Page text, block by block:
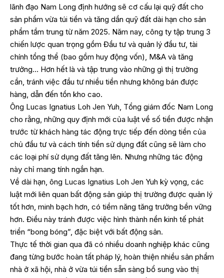
lãnh đạo Nam Long định hướng sẽ cơ cấu lại quỹ đất cho
sản phẩm vừa túi tiền và tăng dần quỹ đất dài hạn cho sản
phẩm tầm trung từ năm 2025. Năm nay, công ty tập trung 3
chiến lược quan trọng gồm Đầu tư và quản lý đầu tư, tài
chính tổng thể (bao gồm huy động vốn), M&A và tăng
trưởng… Hơn hết là và tập trung vào những gì thị trường
cần, tránh việc đầu tư nhiều tiền nhưng không bán được
hàng, dẫn đến tồn kho cao.
Ông Lucas Ignatius Loh Jen Yuh, Tổng giám đốc Nam Long
cho rằng, những quy định mới của luật về số tiền được nhận
trước từ khách hàng tác động trực tiếp đến dòng tiền của
chủ đầu tư và cách tính tiền sử dụng đất cũng sẽ làm cho
các loại phí sử dụng đất tăng lên. Nhưng những tác động
này chỉ mang tính ngắn hạn.
Về dài hạn, ông Lucas Ignatius Loh Jen Yuh kỳ vọng, các
luật mới liên quan bất động sản giúp thị trường được quản lý
tốt hơn, minh bạch hơn, có tiềm năng tăng trưởng bền vững
hơn. Điều này tránh được việc hình thành nền kinh tế phát
triển “bong bóng”, đặc biệt với bất động sản.
Thực tế thời gian qua đã có nhiều doanh nghiệp khác cũng
đang từng bước hoàn tất pháp lý, hoàn thiện nhiều sản phẩm
nhà ở xã hội, nhà ở vừa túi tiền sẵn sàng bổ sung vào thị